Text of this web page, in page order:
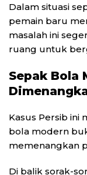
Dalam situasi
pemain baru
masalah ini
ruang untuk
Sepak Bola
Kasus Persib ini
bola modern
memenangkan
Di balik sorak-